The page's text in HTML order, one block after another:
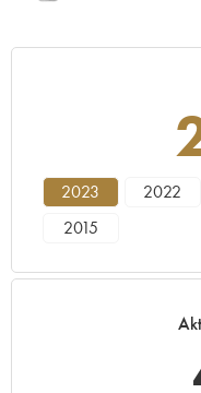
2023 2022
2015